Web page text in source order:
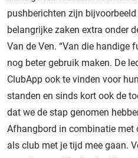
pushberichten zijn
belangrijke zaken extra onder
Van de Ven. “Van die handige
nog beter gebruik maken. De
ClubApp ook te vinden voor
standen en sinds kort ook de
dat we de stap genomen
Afhangbord in combinatie met
als club met je tijd mee gaan.